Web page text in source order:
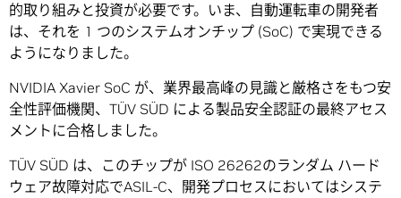
的取り組みと投資が必要です。いま、自動運転車の開発者
は、それを 1 つのシステムオンチップ (SoC) で実現できる
ようになりました。
NVIDIA Xavier SoC が、業界最高峰の見識と厳格さをもつ安
全性評価機関、TÜV SÜD による製品安全認証の最終アセス
メントに合格しました。
TÜV SÜD は、このチップが ISO 26262のランダム ハード
ウェア故障対応でASIL-C、開発プロセスにおいてはシステ